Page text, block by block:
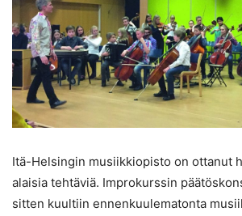
Itä-Helsingin musiikkiopisto on ottanut
alaisia tehtäviä. Improkurssin
sitten kuultiin ennenkuulematonta